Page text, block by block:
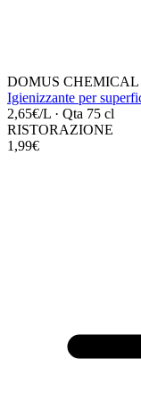
DOMUS CHEMICAL
Igienizzante per
2,65€/L · Qta 75 cl
RISTORAZIONE
1,99€